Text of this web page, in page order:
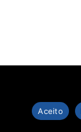
Aceito